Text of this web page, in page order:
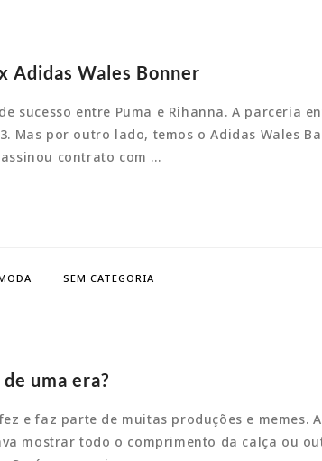
Adidas Wales Bonner
sucesso entre Puma e Rihanna. A
Mas por outro lado, temos o Adidas Wales
contrato com …
SEM CATEGORIA
uma era?
e faz parte de muitas produções e
mostrar todo o comprimento da calça ou